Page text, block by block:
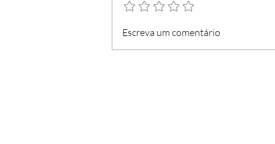
Madeirense concorre
contra figura distinguida
Escreva um comentário